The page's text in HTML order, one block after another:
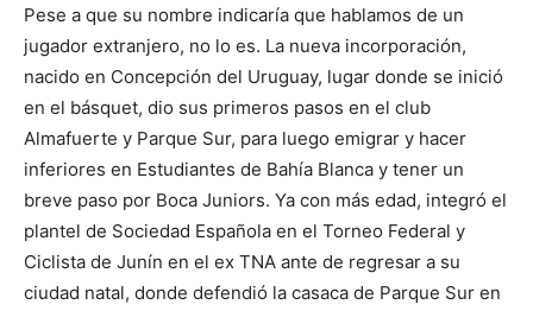
Pese a que su nombre indicaría que hablamos de un
jugador extranjero, no lo es. La nueva incorporación,
nacido en Concepción del Uruguay, lugar donde se inició
en el básquet, dio sus primeros pasos en el club
Almafuerte y Parque Sur, para luego emigrar y hacer
inferiores en Estudiantes de Bahía Blanca y tener un
breve paso por Boca Juniors. Ya con más edad, integró el
plantel de Sociedad Española en el Torneo Federal y
Ciclista de Junín en el ex TNA ante de regresar a su
ciudad natal, donde defendió la casaca de Parque Sur en